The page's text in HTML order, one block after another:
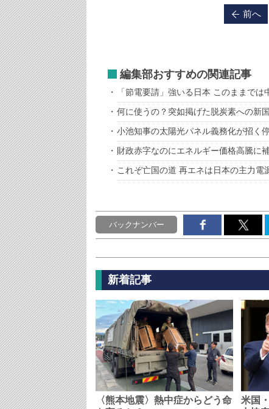
前へ
編集部おすすめの関連記事
「節電要請」強いる日本 このままでは
何に使うの？突如掲げた脱炭素への新
小池知事の太陽光パネル義務化が招く
財政赤字なのにエネルギー価格高騰に
これぞ亡国の道 再エネは日本の主力電
バックナンバー
新着記事
〈熊本地震〉熱中症からどう命
米国